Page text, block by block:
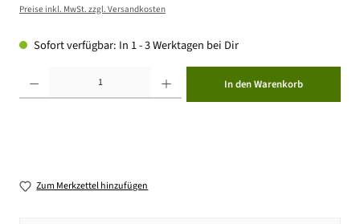
Preise inkl. MwSt. zzgl. Versandkosten
Sofort verfügbar: In 1 - 3 Werktagen bei Dir
In den Warenkorb
Zum Merkzettel hinzufügen